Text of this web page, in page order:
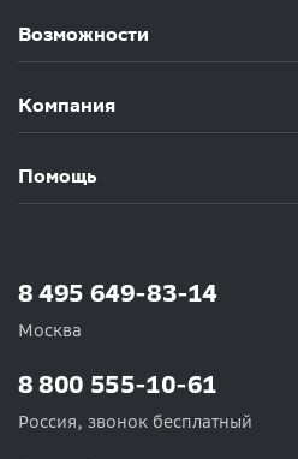
Возможности
Компания
Помощь
8 495 649-83-14
Москва
8 800 555-10-61
Россия, звонок бесплатный